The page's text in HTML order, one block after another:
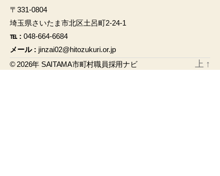
o
o
k
〒331-0804
埼玉県さいたま市北区土呂町2-24-1
℡ : 048-664-6684
メール : jinzai02@hitozukuri.or.jp
© 2026年 SAITAMA市町村職員採用ナビ 上 ↑